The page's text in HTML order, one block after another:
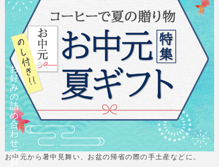
お中元から暑中見舞い、お盆の帰省の際の手土産などに。
お
好
み
の
詰
め
合
わ
せ
で
買